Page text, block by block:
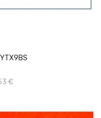
YTX9BS
€